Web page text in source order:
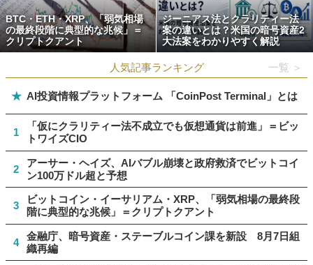
BTC・ETH・XRP、「弱気相場
の最終段階に典型的な兆候」＝
クリプトクアント
ジーニアス法とクラリティー法
案の違いとは？米国の暗号資産2
大法案をわかりやすく解説
人気記事ランキング 一覧 ＞
★ AI投資情報プラットフォーム 「CoinPost Terminal」とは
1
「仮にクラリティー法不成立でも仮想通貨は前進」＝ビッ
トワイズCIO
2
アーサー・ヘイズ、AIバブル崩壊と政府救済でビットコイ
ン100万ドル超と予想
3
ビットコイン・イーサリアム・XRP、「弱気相場の最終段
階に典型的な兆候」＝クリプトクアント
4
金融庁、暗号資産・ステーブルコイン課を新設 8月7日組
織再編